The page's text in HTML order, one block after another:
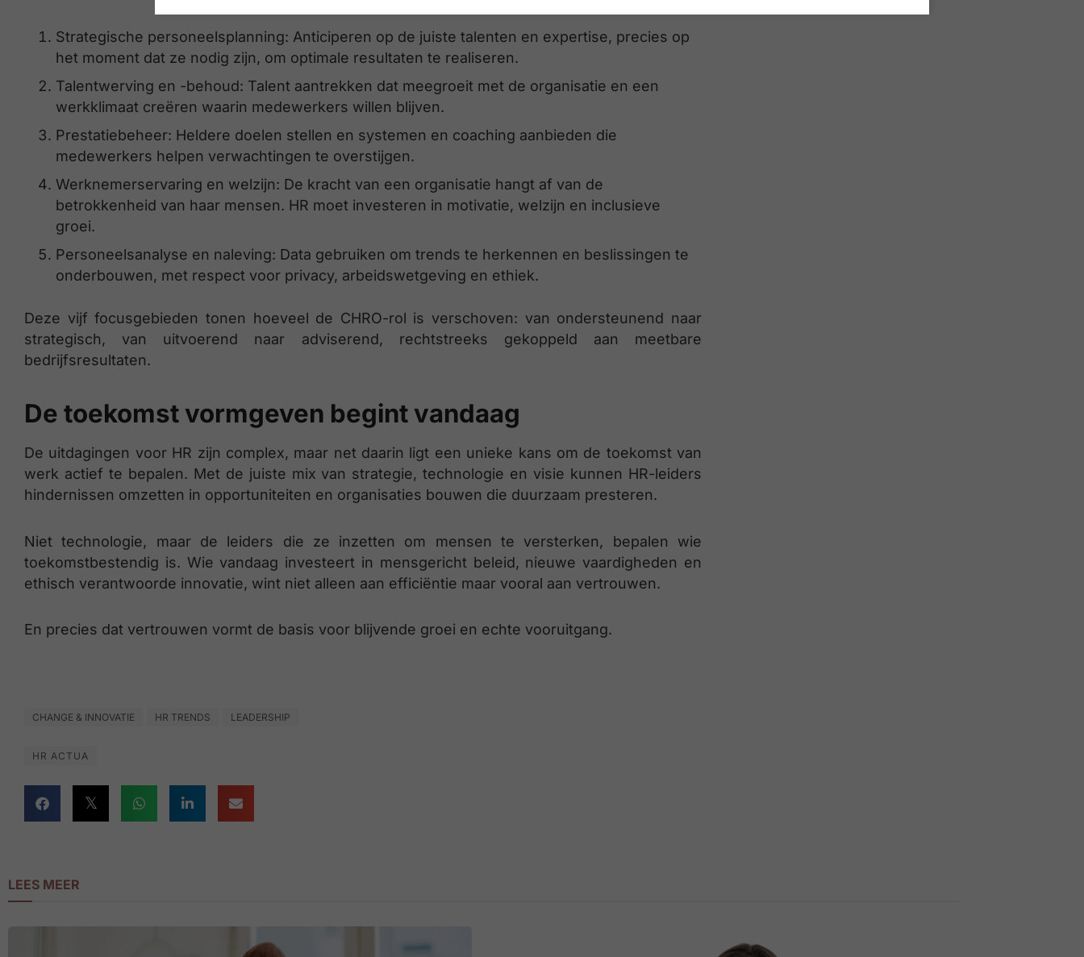
Strategische personeelsplanning: Anticiperen op de juiste talenten en expertise, precies op
het moment dat ze nodig zijn, om optimale resultaten te realiseren.
Talentwerving en -behoud: Talent aantrekken dat meegroeit met de organisatie en een
werkklimaat creëren waarin medewerkers willen blijven.
Prestatiebeheer: Heldere doelen stellen en systemen en coaching aanbieden die
medewerkers helpen verwachtingen te overstijgen.
Werknemerservaring en welzijn: De kracht van een organisatie hangt af van de
betrokkenheid van haar mensen. HR moet investeren in motivatie, welzijn en inclusieve
groei.
Personeelsanalyse en naleving: Data gebruiken om trends te herkennen en beslissingen te
onderbouwen, met respect voor privacy, arbeidswetgeving en ethiek.
Deze vijf focusgebieden tonen hoeveel de CHRO-rol is verschoven: van ondersteunend naar
strategisch, van uitvoerend naar adviserend, rechtstreeks gekoppeld aan meetbare
bedrijfsresultaten.
De toekomst vormgeven begint vandaag
De uitdagingen voor HR zijn complex, maar net daarin ligt een unieke kans om de toekomst van
werk actief te bepalen. Met de juiste mix van strategie, technologie en visie kunnen HR-leiders
hindernissen omzetten in opportuniteiten en organisaties bouwen die duurzaam presteren.
Niet technologie, maar de leiders die ze inzetten om mensen te versterken, bepalen wie
toekomstbestendig is. Wie vandaag investeert in mensgericht beleid, nieuwe vaardigheden en
ethisch verantwoorde innovatie, wint niet alleen aan efficiëntie maar vooral aan vertrouwen.
En precies dat vertrouwen vormt de basis voor blijvende groei en echte vooruitgang.
CHANGE & INNOVATIE HR TRENDS LEADERSHIP
HR ACTUA
LEES MEER